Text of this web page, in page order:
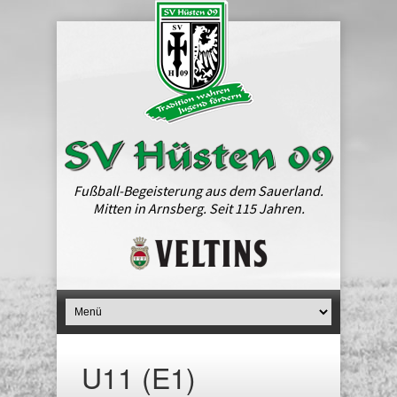
Fußball-Begeisterung aus dem Sauerland.
Mitten in Arnsberg. Seit 115 Jahren.
U11 (E1)